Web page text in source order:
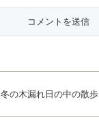
冬の木漏れ日の中の散歩